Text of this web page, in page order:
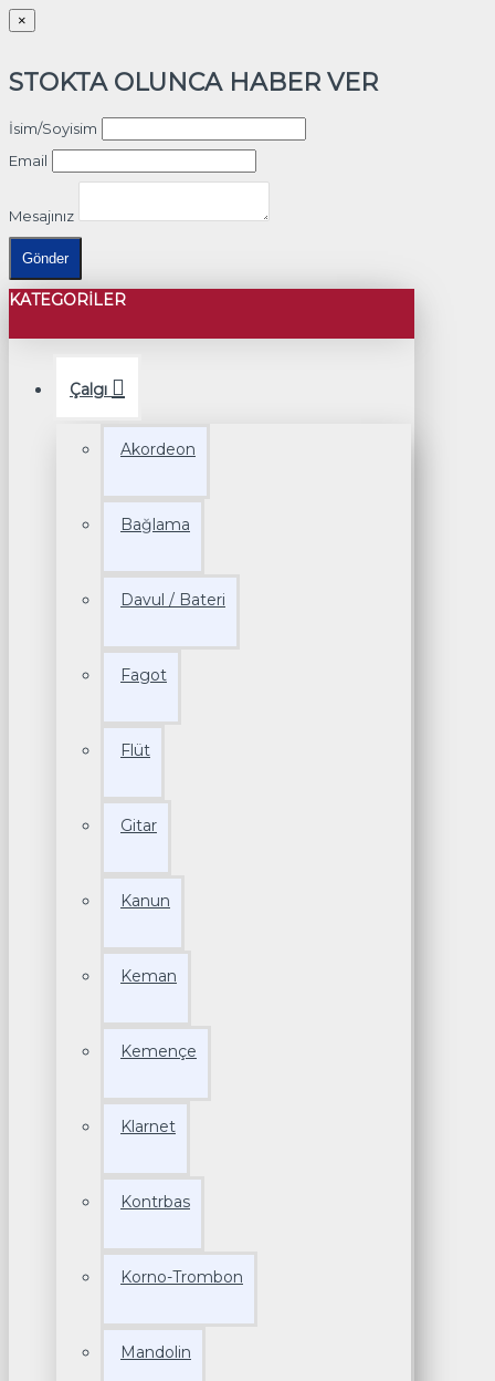
×
STOKTA OLUNCA HABER VER
İsim/Soyisim
Email
Mesajınız
Gönder
KATEGORILER
Çalgı
Akordeon
Bağlama
Davul / Bateri
Fagot
Flüt
Gitar
Kanun
Keman
Kemençe
Klarnet
Kontrbas
Korno-Trombon
Mandolin